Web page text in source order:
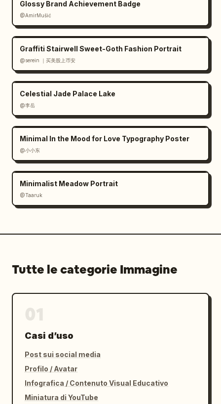
Glossy Brand Achievement Badge
@AmirMušić
Graffiti Stairwell Sweet-Goth Fashion Portrait
@serein ｜买美股上币安
Celestial Jade Palace Lake
@李岳
Minimal In the Mood for Love Typography Poster
@小小东
Minimalist Meadow Portrait
@Taaruk
Tutte le categorie Immagine
Casi d’uso
Post sui social media
Profilo / Avatar
Infografica / Contenuto Visual Educativo
Miniatura di YouTube